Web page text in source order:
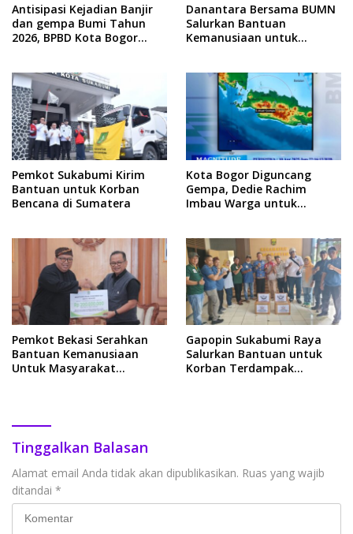
Antisipasi Kejadian Banjir
dan gempa Bumi Tahun
2026, BPBD Kota Bogor
Danantara Bersama BUMN
Salurkan Bantuan
Kemanusiaan untuk
Pemkot Sukabumi Kirim
Bantuan untuk Korban
Bencana di Sumatera
Kota Bogor Diguncang
Gempa, Dedie Rachim
Imbau Warga untuk
Pemkot Bekasi Serahkan
Bantuan Kemanusiaan
Untuk Masyarakat
Gapopin Sukabumi Raya
Salurkan Bantuan untuk
Korban Terdampak
Tinggalkan Balasan
Alamat email Anda tidak akan dipublikasikan. Ruas yang wajib
ditandai *